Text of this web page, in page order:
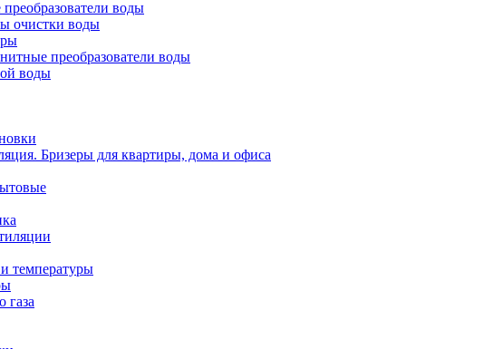
воды
очистки воды
преобразователи воды
воды
Бризеры для квартиры, дома и офиса
температуры
газа